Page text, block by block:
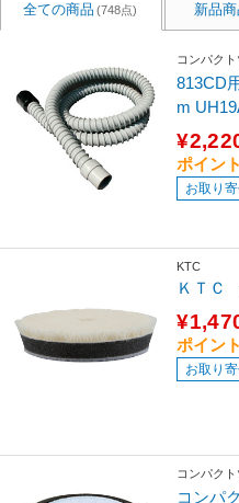
全ての商品 (748点) 新品商
コンパク
813CD
m
ポイン
お取り
KTC
ＫＴＣ
ポイン
お取り
コンパク
コンパ